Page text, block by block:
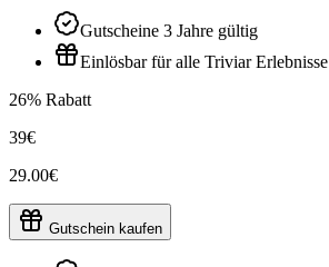
Gutscheine 3 Jahre gültig
Einlösbar für alle Triviar Erlebnisse
26% Rabatt
39€
29.00€
Gutschein kaufen